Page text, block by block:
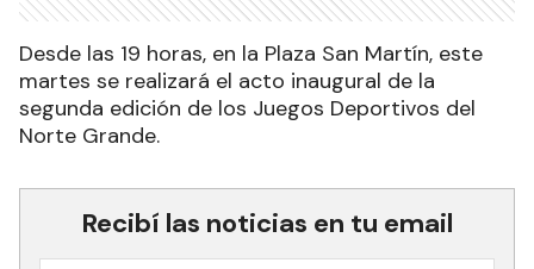
Desde las 19 horas, en la Plaza San Martín, este
martes se realizará el acto inaugural de la
segunda edición de los Juegos Deportivos del
Norte Grande.
Recibí las noticias en tu email